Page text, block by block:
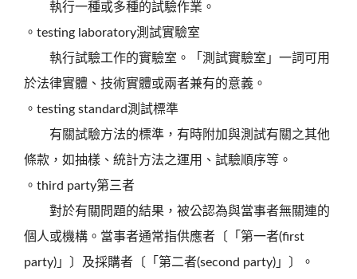
執行一種或多種的試驗作業。
。testing laboratory測試實驗室
執行試驗工作的實驗室。「測試實驗室」一詞可用
於法律實體、技術實體或兩者兼有的意義。
。testing standard測試標準
有關試驗方法的標準，有時附加與測試有關之其他
條款，如抽樣、統計方法之運用、試驗順序等。
。third party第三者
對於有關問題的結果，被公認為與當事者無關連的
個人或機構。當事者通常指供應者〔「第一者(first
party)」〕及採購者〔「第二者(second party)」〕。